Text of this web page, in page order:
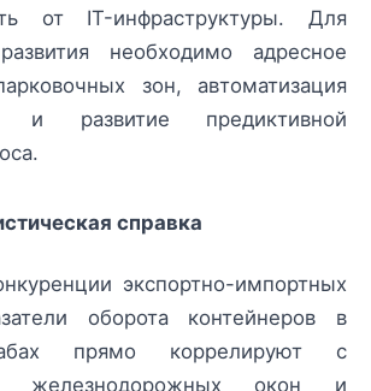
от IT-инфраструктуры. Для
необходимо адресное
зон, автоматизация
и развитие предиктивной
справка
экспортно-импортных
оборота контейнеров в
прямо коррелируют с
железнодорожных окон и